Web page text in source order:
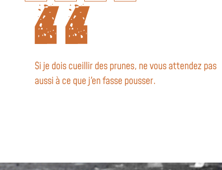
Si je dois cueillir des prunes, ne vous attendez pas
aussi à ce que j'en fasse pousser.